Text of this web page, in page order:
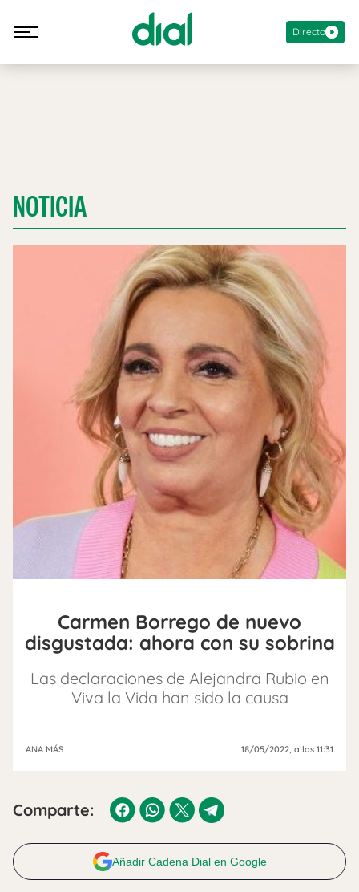
Directo
NOTICIA
Carmen Borrego de nuevo
disgustada: ahora con su sobrina
Las declaraciones de Alejandra Rubio en
Viva la Vida han sido la causa
ANA MÁS 18/05/2022, a las 11:31
Comparte:
Añadir Cadena Dial en Google